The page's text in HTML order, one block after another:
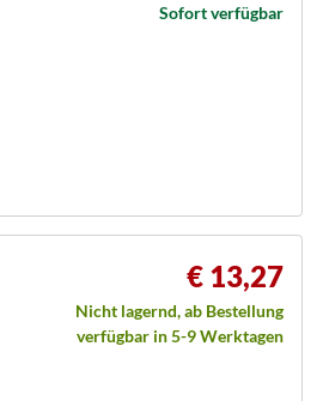
Sofort verfügbar
€ 13,27
Nicht lagernd, ab Bestellung
verfügbar in 5-9 Werktagen